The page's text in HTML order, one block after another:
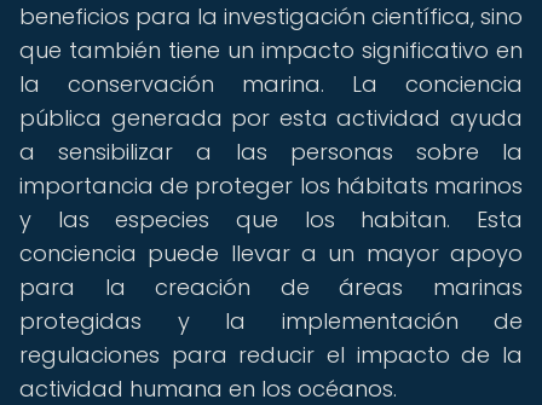
beneficios para la investigación científica, sino
que también tiene un impacto significativo en
la conservación marina. La conciencia
pública generada por esta actividad ayuda
a sensibilizar a las personas sobre la
importancia de proteger los hábitats marinos
y las especies que los habitan. Esta
conciencia puede llevar a un mayor apoyo
para la creación de áreas marinas
protegidas y la implementación de
regulaciones para reducir el impacto de la
actividad humana en los océanos.